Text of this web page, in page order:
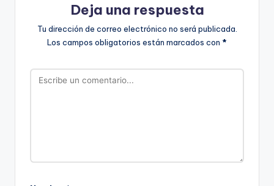
Deja una respuesta
Tu dirección de correo electrónico no será publicada.
Los campos obligatorios están marcados con *